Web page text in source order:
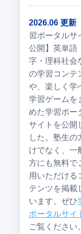
2026.06 更新
習ポータルサ
公開】英単語
字・理科社会
の学習コンテ
や、楽しく学
学習ゲームを
めた学習ポー
サイトを公開
した。塾生の
けでなく、一
方にも無料で
用いただける
テンツを掲載
います。ぜひ
ポータルサイ
ご覧ください。